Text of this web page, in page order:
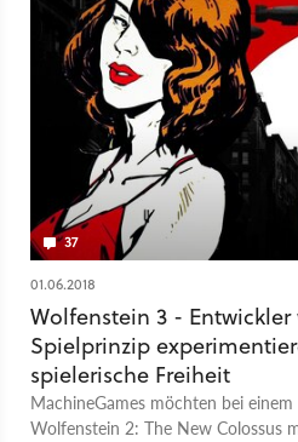
37
01.06.2018
Wolfenstein 3 -
Spielprinzip
spielerische Freiheit
MachineGames möchten bei
Wolfenstein 2: The New Colossus